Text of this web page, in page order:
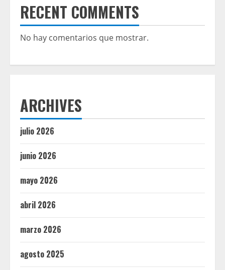
RECENT COMMENTS
No hay comentarios que mostrar.
ARCHIVES
julio 2026
junio 2026
mayo 2026
abril 2026
marzo 2026
agosto 2025